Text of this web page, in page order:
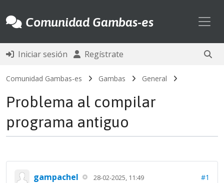
Comunidad Gambas-es
Iniciar sesión Regístrate
Comunidad Gambas-es Gambas General
Problema al compilar
programa antiguo
gampachel 28-02-2025, 11:49 #1